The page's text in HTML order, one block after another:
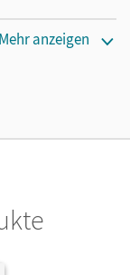
möchten.
Mehr anzeigen